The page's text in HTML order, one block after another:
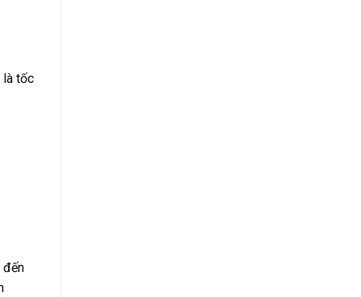
là tốc
đến